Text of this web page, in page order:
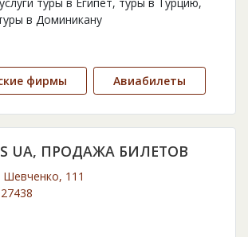
в Доминикану
фирмы Авиабилеты
UA, ПРОДАЖА БИЛЕТОВ
Шевченко, 111